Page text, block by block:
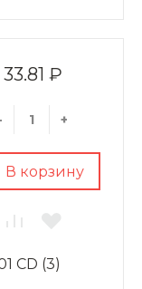
33.81 ₽
+
В корзину
CD (3)